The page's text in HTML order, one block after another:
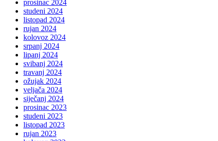
prosinac 2024
studeni 2024
listopad 2024
rujan 2024
kolovoz 2024
srpanj 2024
lipanj 2024
svibanj 2024
travanj 2024
ožujak 2024
veljača 2024
siječanj 2024
prosinac 2023
studeni 2023
listopad 2023
rujan 2023